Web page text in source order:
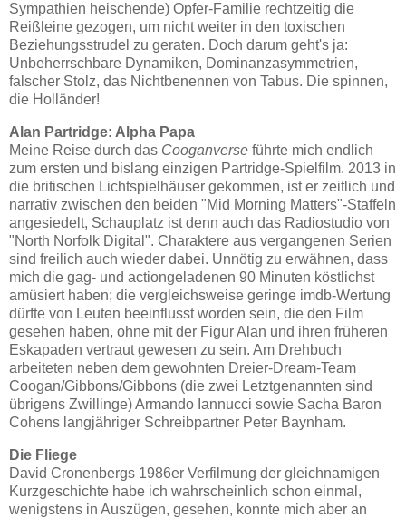
Sympathien heischende) Opfer-Familie rechtzeitig die
Reißleine gezogen, um nicht weiter in den toxischen
Beziehungsstrudel zu geraten. Doch darum geht's ja:
Unbeherrschbare Dynamiken, Dominanzasymmetrien,
falscher Stolz, das Nichtbenennen von Tabus. Die spinnen,
die Holländer!
Alan Partridge: Alpha Papa
Meine Reise durch das Cooganverse führte mich endlich
zum ersten und bislang einzigen Partridge-Spielfilm. 2013 in
die britischen Lichtspielhäuser gekommen, ist er zeitlich und
narrativ zwischen den beiden "Mid Morning Matters"-Staffeln
angesiedelt, Schauplatz ist denn auch das Radiostudio von
"North Norfolk Digital". Charaktere aus vergangenen Serien
sind freilich auch wieder dabei. Unnötig zu erwähnen, dass
mich die gag- und actiongeladenen 90 Minuten köstlichst
amüsiert haben; die vergleichsweise geringe imdb-Wertung
dürfte von Leuten beeinflusst worden sein, die den Film
gesehen haben, ohne mit der Figur Alan und ihren früheren
Eskapaden vertraut gewesen zu sein. Am Drehbuch
arbeiteten neben dem gewohnten Dreier-Dream-Team
Coogan/Gibbons/Gibbons (die zwei Letztgenannten sind
übrigens Zwillinge) Armando Iannucci sowie Sacha Baron
Cohens langjähriger Schreibpartner Peter Baynham.
Die Fliege
David Cronenbergs 1986er Verfilmung der gleichnamigen
Kurzgeschichte habe ich wahrscheinlich schon einmal,
wenigstens in Auszügen, gesehen, konnte mich aber an